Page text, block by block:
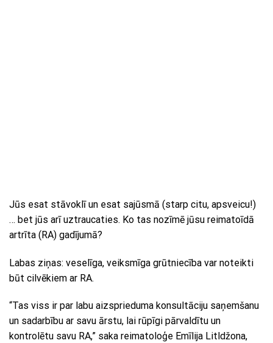
Jūs esat stāvoklī un esat sajūsmā (starp citu, apsveicu!)
… bet jūs arī uztraucaties. Ko tas nozīmē jūsu reimatoīdā
artrīta (RA) gadījumā?
Labas ziņas: veselīga, veiksmīga grūtniecība var noteikti
būt cilvēkiem ar RA.
“Tas viss ir par labu aizsprieduma konsultāciju saņemšanu
un sadarbību ar savu ārstu, lai rūpīgi pārvaldītu un
kontrolētu savu RA,” saka reimatoloģe Emīlija Litldžona,